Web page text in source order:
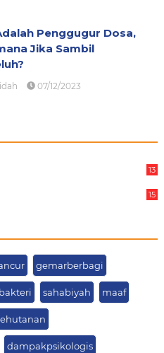
Penggugur Dosa,
Jika Sambil
07/12/2023
13
15
gemarberbagi
bakteri sahabiyah maaf
dampakpsikologis